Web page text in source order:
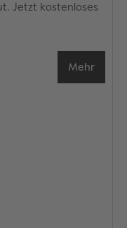
Jetzt kostenloses
Mehr